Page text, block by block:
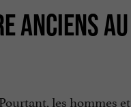
ANCIENS
les hommes